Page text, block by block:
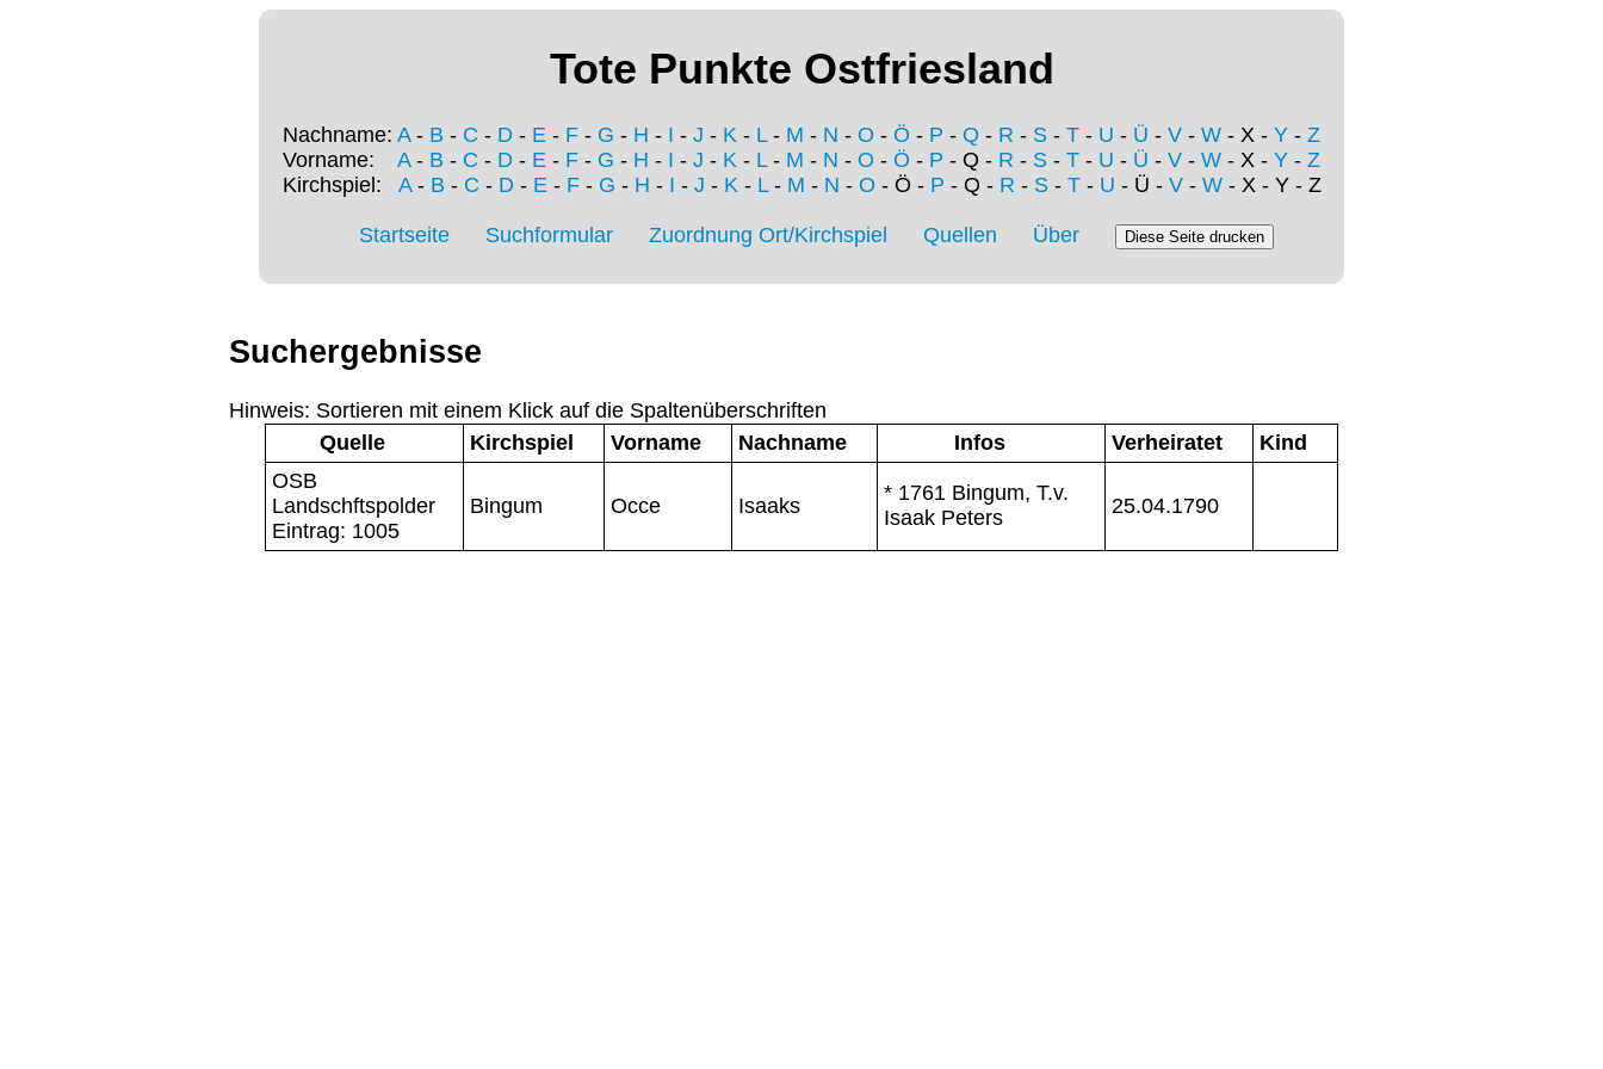
Tote Punkte Ostfriesland
Nachname: A- B - C - D - E - F - G - H - I - J - K - L- M - N - O - Ö - P - Q - R - S - T - U - Ü - V - W - X - Y - Z
Vorname: A- B - C - D - E - F - G - H - I - J - K - L- M - N - O - Ö - P - Q - R - S - T - U - Ü - V - W - X - Y - Z
Kirchspiel: A- B - C - D- E- F- G - H - I - J - K- L- M - N - O - Ö - P - Q - R - S- T- U - Ü - V- W- X - Y - Z
Startseite Suchformular Zuordnung Ort/Kirchspiel Quellen Über
Suchergebnisse
Hinweis: Sortieren mit einem Klick auf die Spaltenüberschriften
Quelle
Kirchspiel Vorname Nachname Infos Verheiratet
Kind
OSB
Landschftspolder
Eintrag: 1005
Bingum Occe Isaaks
* 1761 Bingum, T.v.
Isaak Peters
25.04.1790